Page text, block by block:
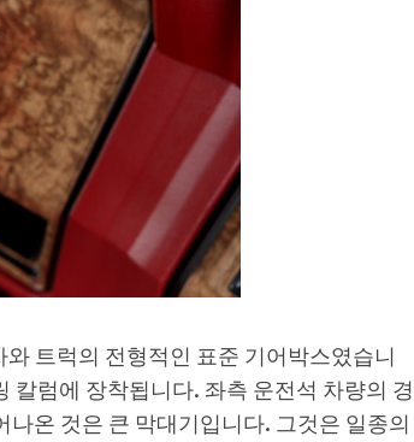
트럭의 전형적인 표준 기어박스였습니
칼럼에 장착됩니다. 좌측 운전석 차량의 경
온 것은 큰 막대기입니다. 그것은 일종의